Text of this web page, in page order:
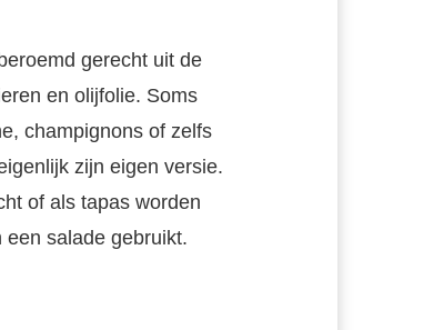
gerecht uit de
en olijfolie. Soms
champignons of zelfs
zijn eigen versie.
of als tapas worden
salade gebruikt.